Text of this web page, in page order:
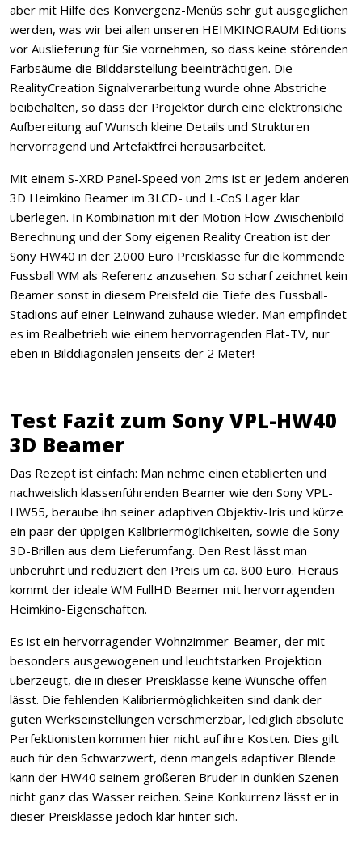
aber mit Hilfe des Konvergenz-Menüs sehr gut ausgeglichen
werden, was wir bei allen unseren HEIMKINORAUM Editions
vor Auslieferung für Sie vornehmen, so dass keine störenden
Farbsäume die Bilddarstellung beeinträchtigen. Die
RealityCreation Signalverarbeitung wurde ohne Abstriche
beibehalten, so dass der Projektor durch eine elektronsiche
Aufbereitung auf Wunsch kleine Details und Strukturen
hervorragend und Artefaktfrei herausarbeitet.
Mit einem S-XRD Panel-Speed von 2ms ist er jedem anderen
3D Heimkino Beamer im 3LCD- und L-CoS Lager klar
überlegen. In Kombination mit der Motion Flow Zwischenbild-
Berechnung und der Sony eigenen Reality Creation ist der
Sony HW40 in der 2.000 Euro Preisklasse für die kommende
Fussball WM als Referenz anzusehen. So scharf zeichnet kein
Beamer sonst in diesem Preisfeld die Tiefe des Fussball-
Stadions auf einer Leinwand zuhause wieder. Man empfindet
es im Realbetrieb wie einem hervorragenden Flat-TV, nur
eben in Bilddiagonalen jenseits der 2 Meter!
Test Fazit zum Sony VPL-HW40
3D Beamer
Das Rezept ist einfach: Man nehme einen etablierten und
nachweislich klassenführenden Beamer wie den Sony VPL-
HW55, beraube ihn seiner adaptiven Objektiv-Iris und kürze
ein paar der üppigen Kalibriermöglichkeiten, sowie die Sony
3D-Brillen aus dem Lieferumfang. Den Rest lässt man
unberührt und reduziert den Preis um ca. 800 Euro. Heraus
kommt der ideale WM FullHD Beamer mit hervorragenden
Heimkino-Eigenschaften.
Es ist ein hervorragender Wohnzimmer-Beamer, der mit
besonders ausgewogenen und leuchtstarken Projektion
überzeugt, die in dieser Preisklasse keine Wünsche offen
lässt. Die fehlenden Kalibriermöglichkeiten sind dank der
guten Werkseinstellungen verschmerzbar, lediglich absolute
Perfektionisten kommen hier nicht auf ihre Kosten. Dies gilt
auch für den Schwarzwert, denn mangels adaptiver Blende
kann der HW40 seinem größeren Bruder in dunklen Szenen
nicht ganz das Wasser reichen. Seine Konkurrenz lässt er in
dieser Preisklasse jedoch klar hinter sich.